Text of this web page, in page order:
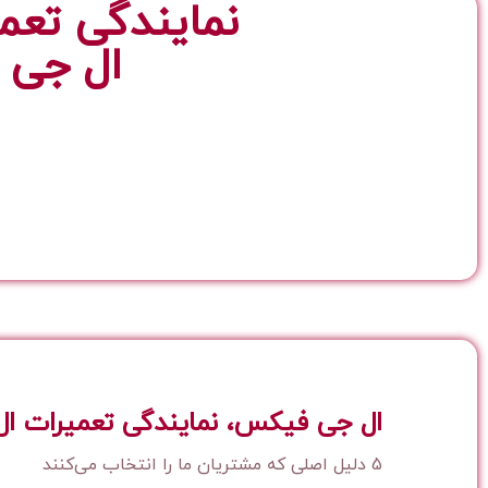
نمایندگی
ال جی
ال جی فیکس، نمایندگی تعمیرات
5 دلیل اصلی که مشتریان ما را انتخاب می‌کنند